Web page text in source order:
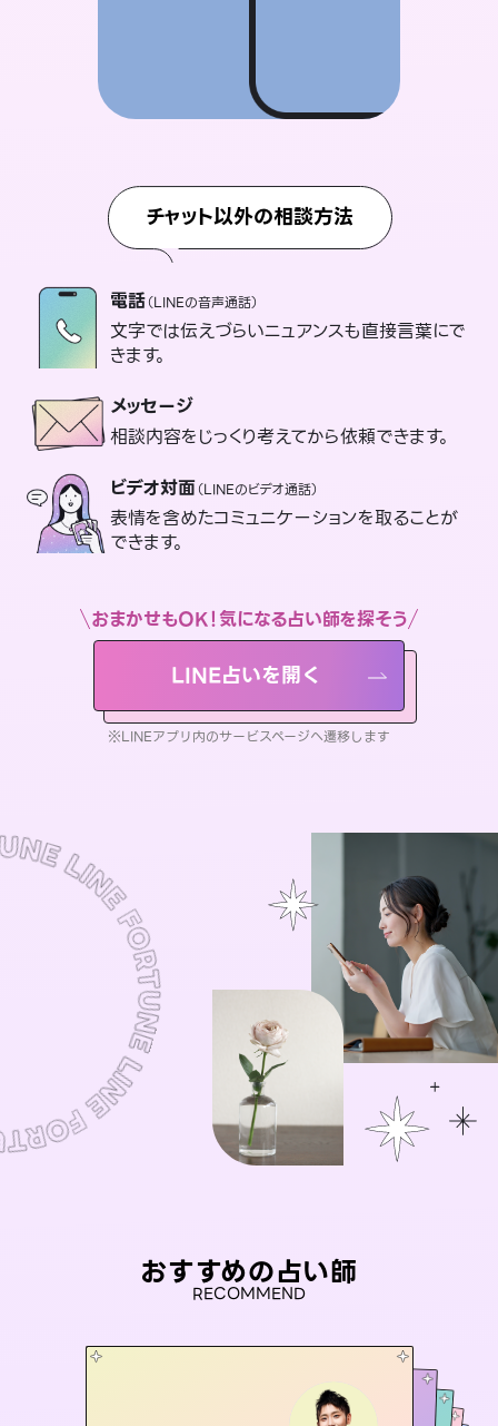
チャット以外の相談方法
電話（LINEの音声通話）
文字では伝えづらいニュアンスも直接言葉にで
きます。
メッセージ
相談内容をじっくり考えてから依頼できます。
ビデオ対面（LINEのビデオ通話）
表情を含めたコミュニケーションを取ることが
できます。
おまかせもOK！気になる占い師を探そう
LINE占いを開く
※LINEアプリ内のサービスページへ遷移します
おすすめの占い師
RECOMMEND